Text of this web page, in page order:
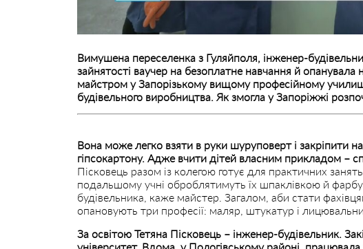
Вимушена переселенка з Гуляйполя, інженер-
зайнятості ваучер на безоплатне навчання й
майстром у Запорізькому вищому професійному
будівельного виробництва. Як змогла у Запоріжжі
Вона може легко взяти в руки шуруповерт і закріпити
гіпсокартону. Адже вчити дітей власним прикладом –
Пісковець разом із колегою готує для практичних
подальшому учні оброблятимуть їх шпаклівкою й
будівельника, каже майстер. Загалом, аби стати
опановують три професії: маляр, штукатур і
За освітою Тетяна Пісковець – інженер-будівельник.